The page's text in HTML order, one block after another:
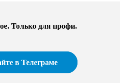
Только для профи.​
в Телеграме